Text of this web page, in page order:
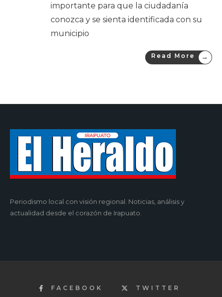
importante para que la ciudadanía
conozca y se sienta identificada con su
municipio
Read More →
Periodismo local con visión regional. Noticias, análisis y
actualidad desde el corazón de Irapuato.
FACEBOOK TWITTER